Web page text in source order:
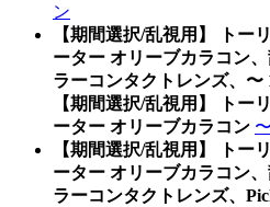
ン
【期間選択/乱視用】 トー
ーター オリーブカラコン
ラーコンタクトレンズ、〜
【期間選択/乱視用】 トー
ーター オリーブカラコン
【期間選択/乱視用】 トー
ーター オリーブカラコン
ラーコンタクトレンズ、